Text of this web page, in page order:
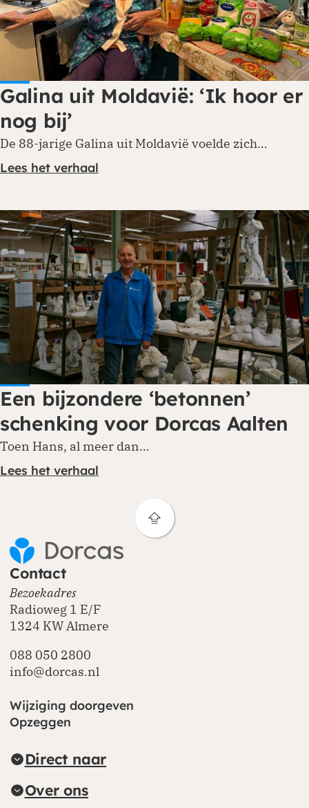
Galina uit Moldavië: ‘Ik hoor er
nog bij’
De 88-jarige Galina uit Moldavië voelde zich…
Lees het verhaal
Een bijzondere ‘betonnen’
schenking voor Dorcas Aalten
Toen Hans, al meer dan…
Lees het verhaal
Contact
Bezoekadres
Radioweg 1 E/F
1324 KW Almere
088 050 2800
info@dorcas.nl
Wijziging doorgeven
Opzeggen
Direct naar
Over ons